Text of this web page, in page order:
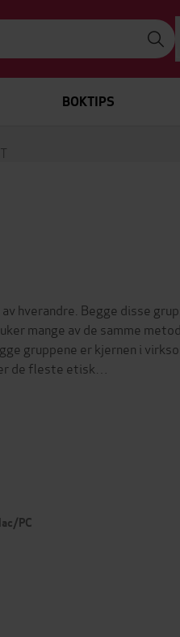
BOKTIPS
hverandre. Begge disse
mange av de samme
gruppene er kjernen i
de fleste etisk…
PC